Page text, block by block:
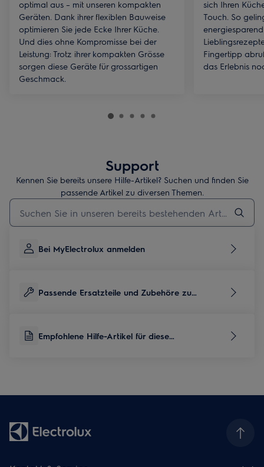
optimal aus – mit unseren kompakten
Geräten. Dank ihrer flexiblen Bauweise
optimieren Sie jede Ecke Ihrer Küche.
Und dies ohne Kompromisse bei der
Leistung: Trotz ihrer kompakten Grösse
sorgen diese Geräte für grossartigen
Geschmack.
sich Ihren
Touch. So
Fingertipp
das Erlebnis
Support
Kennen Sie bereits unsere Hilfe-Artikel? Suchen und finden Sie
passende Artikel zu diversen Themen.
Geben Sie den Suchbegriff für Support-Artikel ein
Bei MyElectrolux anmelden
Passende Ersatzteile und Zubehöre zu
Empfohlene Hilfe-Artikel für diese